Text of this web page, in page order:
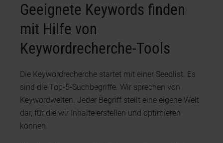
Geeignete Keywords finden
mit Hilfe von
Keywordrecherche-Tools
Die Keywordrecherche startet mit einer Seedlist. Es
sind die Top-5-Suchbegriffe. Wir sprechen von
Keywordwelten. Jeder Begriff stellt eine eigene Welt
dar, für die wir Inhalte erstellen und optimieren
können.